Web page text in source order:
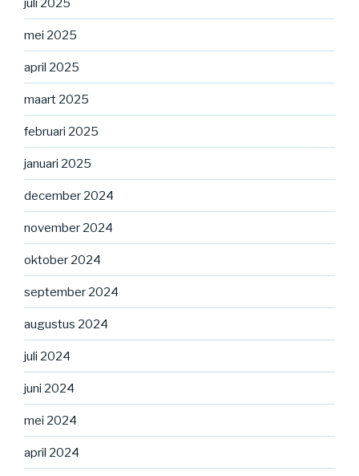
juli 2025
mei 2025
april 2025
maart 2025
februari 2025
januari 2025
december 2024
november 2024
oktober 2024
september 2024
augustus 2024
juli 2024
juni 2024
mei 2024
april 2024